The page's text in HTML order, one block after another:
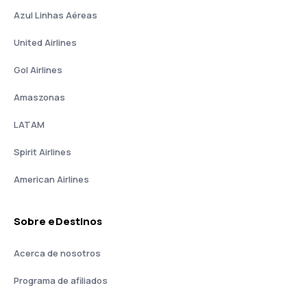
Azul Linhas Aéreas
United Airlines
Gol Airlines
Amaszonas
LATAM
Spirit Airlines
American Airlines
Sobre eDestinos
Acerca de nosotros
Programa de afiliados